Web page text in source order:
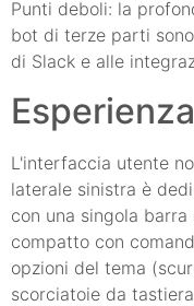
Punti deboli: la
bot di terze parti
di Slack e alle
L'interfaccia utente
laterale sinistra è
con una singola
compatto con
opzioni del tema
scorciatoie da